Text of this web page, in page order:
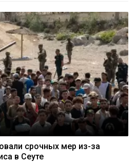
срочных мер из-за
в Сеуте